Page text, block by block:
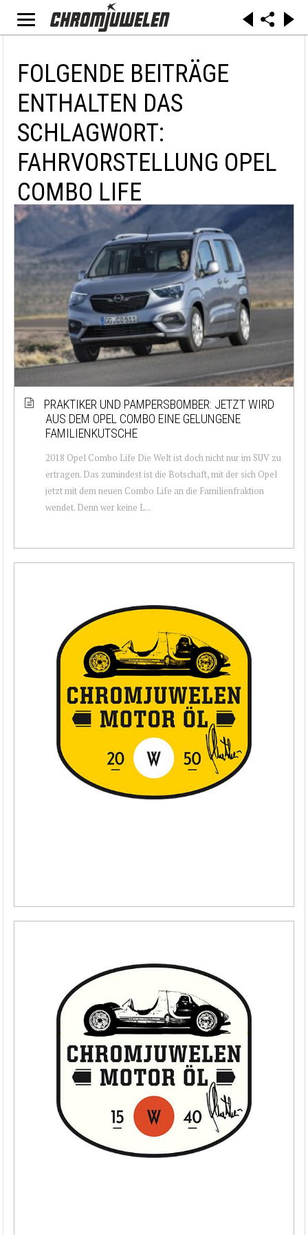
FOLGENDE BEITRÄGE
ENTHALTEN DAS
SCHLAGWORT:
FAHRVORSTELLUNG OPEL
COMBO LIFE
PRAKTIKER UND PAMPERSBOMBER: JETZT WIRD
AUS DEM OPEL COMBO EINE GELUNGENE
FAMILIENKUTSCHE
2018 Opel Combo Life Die Welt ist doch nicht nur im SUV zu
ertragen. Das zumindest ist die Botschaft, mit der sich Opel
jetzt mit dem neuen Combo Life an die Familienfraktion
wendet. Denn wer keine L...